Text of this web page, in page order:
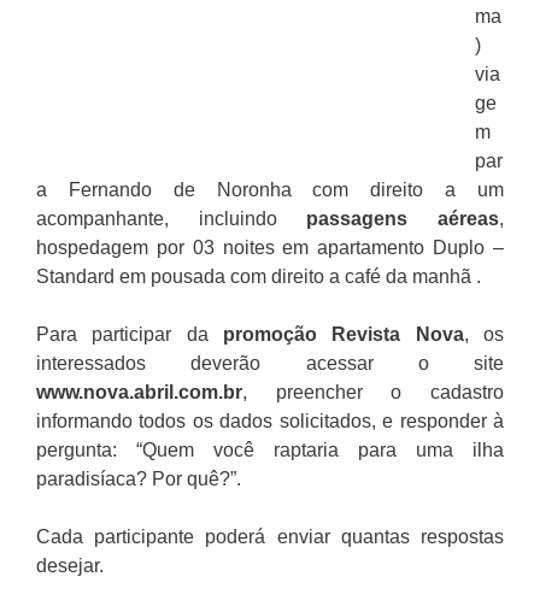
ma
)
via
ge
m
par
a Fernando de Noronha com direito a um
acompanhante, incluindo passagens aéreas,
hospedagem por 03 noites em apartamento Duplo –
Standard em pousada com direito a café da manhã .
Para participar da promoção Revista Nova, os
interessados deverão acessar o site
www.nova.abril.com.br, preencher o cadastro
informando todos os dados solicitados, e responder à
pergunta: “Quem você raptaria para uma ilha
paradisíaca? Por quê?”.
Cada participante poderá enviar quantas respostas
desejar.